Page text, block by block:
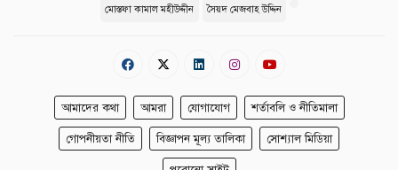
মোস্তফা কামাল মহীউদ্দীন
সৈয়দ মেজবাহ উদ্দিন
আমাদের কথা আমরা যোগাযোগ শর্তাবলি ও নীতিমালা
গোপনীয়তা নীতি বিজ্ঞাপন মূল্য তালিকা সোশ্যাল মিডিয়া